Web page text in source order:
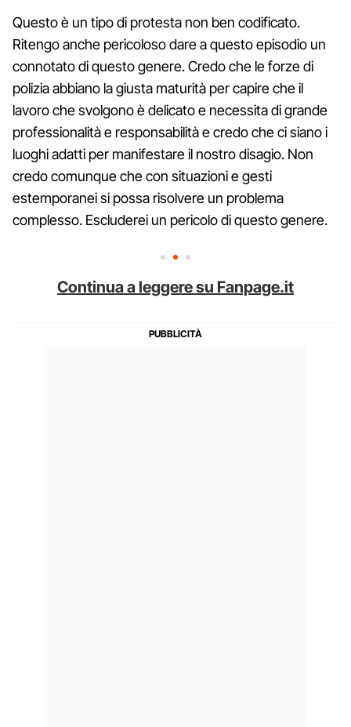
Questo è un tipo di protesta non ben codificato.
Ritengo anche pericoloso dare a questo episodio un
connotato di questo genere. Credo che le forze di
polizia abbiano la giusta maturità per capire che il
lavoro che svolgono è delicato e necessita di grande
professionalità e responsabilità e credo che ci siano i
luoghi adatti per manifestare il nostro disagio. Non
credo comunque che con situazioni e gesti
estemporanei si possa risolvere un problema
complesso. Escluderei un pericolo di questo genere.
Continua a leggere su Fanpage.it